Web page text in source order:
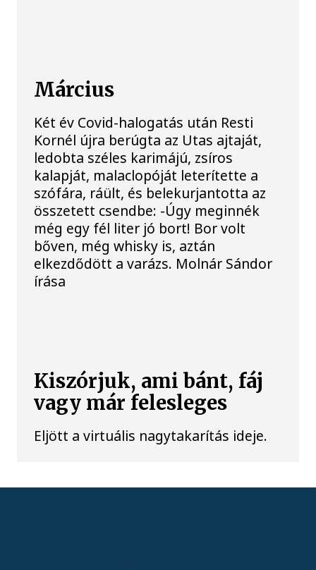
Március
Két év Covid-halogatás után Resti
Kornél újra berúgta az Utas ajtaját,
ledobta széles karimájú, zsíros
kalapját, malaclopóját leterítette a
szófára, ráült, és belekurjantotta az
összetett csendbe: -Úgy meginnék
még egy fél liter jó bort! Bor volt
bőven, még whisky is, aztán
elkezdődött a varázs. Molnár Sándor
írása
Kiszórjuk, ami bánt, fáj
vagy már felesleges
Eljött a virtuális nagytakarítás ideje.